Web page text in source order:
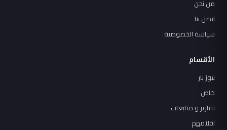
من نحن
اتصل بنا
سياسة الخصوصية
الأقسام
نيوز بار
خاص
تقارير و متابعات
اقلامهم